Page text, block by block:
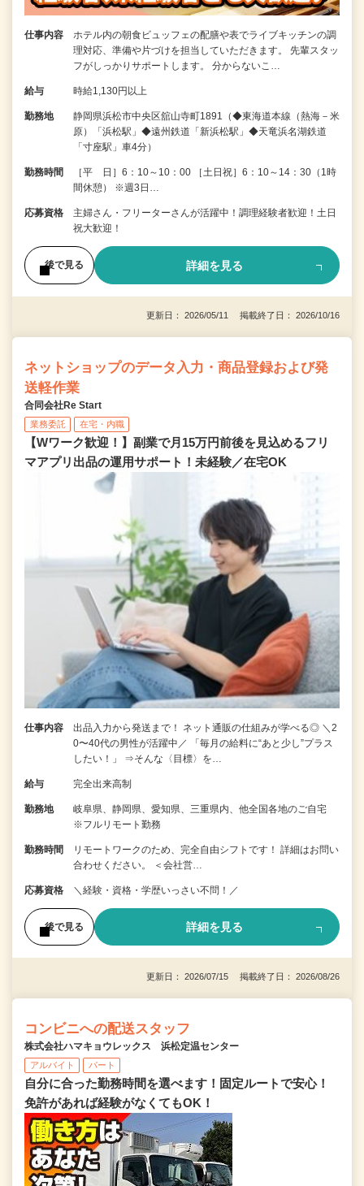
仕事内容
ホテル内の朝食ビュッフェの配膳や表でライブキッチンの調
理対応、準備や片づけを担当していただきます。 先輩スタッ
フがしっかりサポートします。 分からないこ…
給与 時給1,130円以上
勤務地
静岡県浜松市中央区舘山寺町1891（◆東海道本線（熱海－米
原）「浜松駅」◆遠州鉄道「新浜松駅」◆天竜浜名湖鉄道
「寸座駅」車4分）
勤務時間
［平 日］6：10～10：00 ［土日祝］6：10～14：30（1時
間休憩） ※週3日…
応募資格
主婦さん・フリーターさんが活躍中！調理経験者歓迎！土日
祝大歓迎！
後で見る 詳細を見る
更新日： 2026/05/11 掲載終了日： 2026/10/16
ネットショップのデータ入力・商品登録および発
送軽作業
合同会社Re Start
業務委託 在宅・内職
【Wワーク歓迎！】副業で月15万円前後を見込めるフリ
マアプリ出品の運用サポート！未経験／在宅OK
仕事内容
出品入力から発送まで！ ネット通販の仕組みが学べる◎ ＼2
0〜40代の男性が活躍中／ 「毎月の給料に“あと少し”プラス
したい！」 ⇒そんな〈目標〉を…
給与 完全出来高制
勤務地
岐阜県、静岡県、愛知県、三重県内、他全国各地のご自宅
※フルリモート勤務
勤務時間
リモートワークのため、完全自由シフトです！ 詳細はお問い
合わせください。 ＜会社営…
応募資格 ＼経験・資格・学歴いっさい不問！／
後で見る 詳細を見る
更新日： 2026/07/15 掲載終了日： 2026/08/26
コンビニへの配送スタッフ
株式会社ハマキョウレックス 浜松定温センター
アルバイト パート
自分に合った勤務時間を選べます！固定ルートで安心！
免許があれば経験がなくてもOK！